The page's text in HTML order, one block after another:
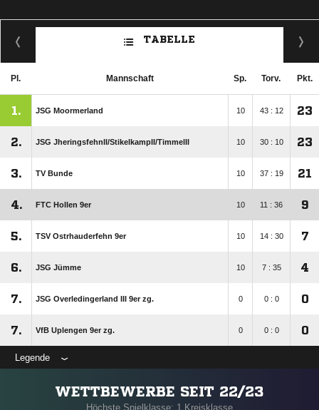
TABELLE
Pl. Mannschaft Sp. Torv. Pkt.
1. JSG Moormerland 10 43 : 12 23
2. JSG JheringsfehnII/​StikelkampII/​TimmelII 10 30 : 10 23
3. TV Bunde 10 37 : 19 21
4. FTC Hollen 9er 10 11 : 36 9
5. TSV Ostrhauderfehn 9er 10 14 : 30 7
6. JSG Jümme 10 7 : 35 4
7. JSG Overledingerland III 9er zg. 0 0 : 0 0
7. VfB Uplengen 9er zg. 0 0 : 0 0
Legende
WETTBEWERBE SEIT 22/23
Höchste Spielklasse: 1.Kreisklasse